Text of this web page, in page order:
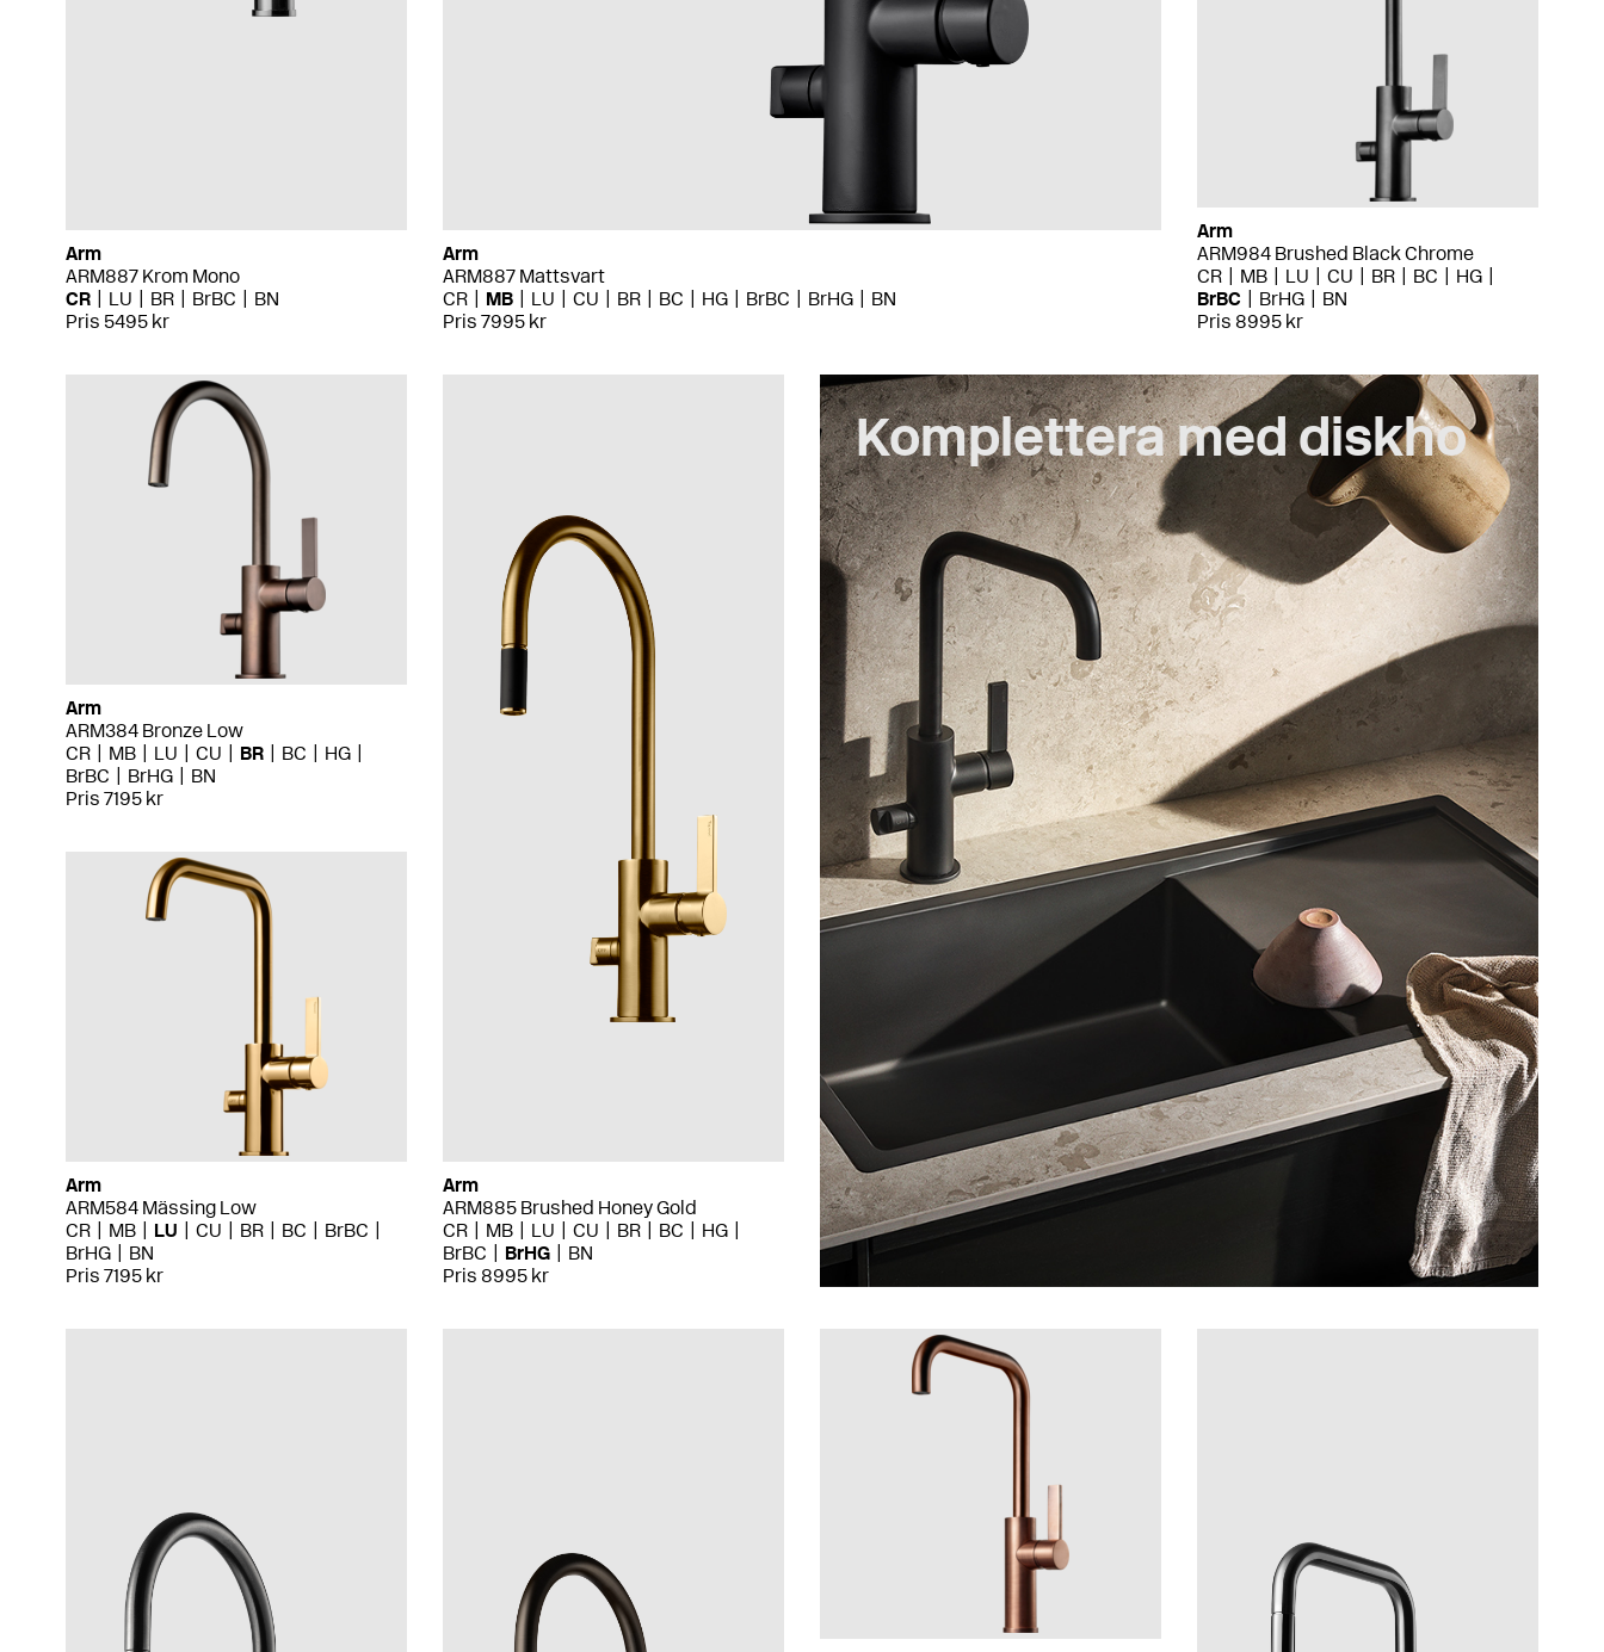
Arm
ARM887 Krom Mono
CR
LU BR BrBC
BN
Pris 5495 kr
Arm
ARM887 Mattsvart
CR
MB LU CU BR BC HG BrBC BrHG
BN
Pris 7995 kr
Arm
ARM984 Brushed Black Chrome
CR
MB LU CU BR BC
HG
BrBC
BrHG
BN
Pris 8995 kr
Arm
ARM384 Bronze Low
CR
MB LU CU BR BC
HG
BrBC
BrHG
BN
Pris 7195 kr
Arm
ARM885 Brushed Honey Gold
CR
MB LU CU BR BC
HG
BrBC
BrHG
BN
Pris 8995 kr
Komplettera med diskho
Arm
ARM584 Mässing Low
CR
MB LU CU BR BC
BrBC
BrHG
BN
Pris 7195 kr